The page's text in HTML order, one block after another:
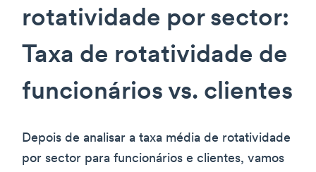
rotatividade por sector:
Taxa de rotatividade de
funcionários vs. clientes
Depois de analisar a taxa média de rotatividade
por sector para funcionários e clientes, vamos